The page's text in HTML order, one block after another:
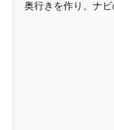
奥行きを作り、ナ